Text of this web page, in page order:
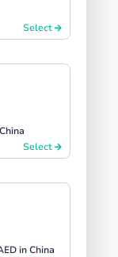
Select
Select
in China